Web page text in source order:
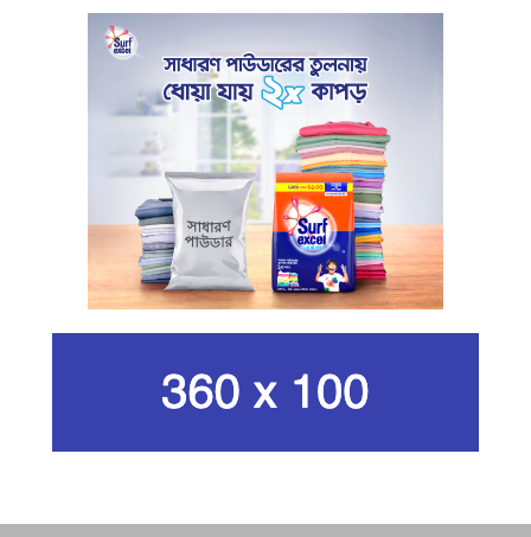
খামেনি হত্যার প্রতিশোধ নেওয়ার ঘোষণা
ইরানের রেভোল্যুশনারি গার্ডের
কার্বন কারখানার ধোঁয়ায় ক্ষতির মুখে কৃষি ও
পরিবেশ
ইরানের সর্বোচ্চ ধর্মীয় নেতা খামেনি নিহত
গান দিয়ে তারুণ্যে আধুনিকতা আনতে